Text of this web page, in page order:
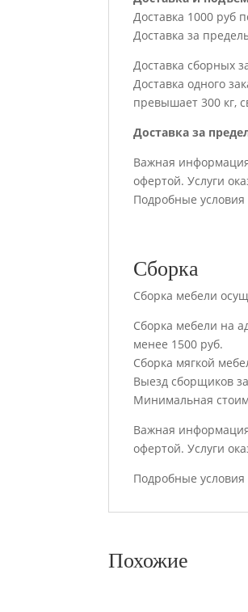
Доставка 1000 руб
Доставка за
Доставка сборных
Доставка одного
превышает 300 кг,
Доставка за
Важная
офертой. Услуги
Подробные
Сборка
Сборка мебели
Сборка мебели на
менее 1500 руб.
Сборка мягкой
Выезд сборщиков
Минимальная
Важная
офертой. Услуги
Подробные
Похожие